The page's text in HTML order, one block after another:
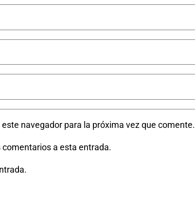
navegador para la próxima vez que comente.
a esta entrada.